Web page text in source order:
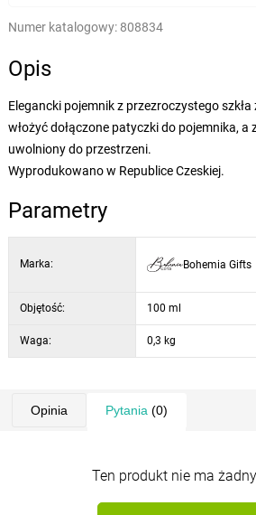
Numer katalogowy: 808834
Opis
Elegancki pojemnik z przezroczystego
włożyć dołączone patyczki do pojemnika, a
uwolniony do przestrzeni.
Wyprodukowano w Republice Czeskiej.
Parametry
Marka: Bohemia Gifts
Objętość: 100 ml
Waga: 0,3 kg
Opinia Pytania (0)
Ten produkt nie ma